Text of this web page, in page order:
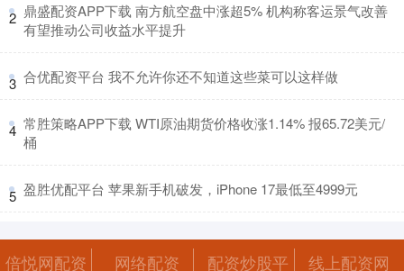
2 ​鼎盛配资APP下载 南方航空盘中涨超5% 机构称客运景气改善
有望推动公司收益水平提升
3 ​合优配资平台 我不允许你还不知道这些菜可以这样做
4 ​常胜策略APP下载 WTI原油期货价格收涨1.14% 报65.72美元/
桶
5 ​盈胜优配平台 苹果新手机破发，iPhone 17最低至4999元
倍悦网配资 网络配资 配资炒股平 线上配资网